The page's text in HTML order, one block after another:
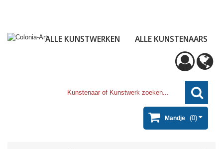
ALLE KUNSTWERKEN ALLE KUNSTENAARS
Mandje (0)